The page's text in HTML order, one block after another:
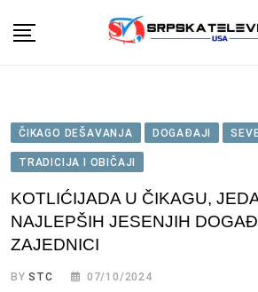
ČIKAGO DEŠAVANJA DOGAĐAJI
TRADICIJA I OBIČAJI
KOTLIĆIJADA U ČIKAGU,
NAJLEPŠIH JESENJIH
ZAJEDNICI
BYSTC 07/10/2024